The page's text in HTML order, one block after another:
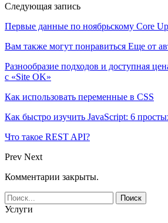
Следующая запись
Первые данные по ноябрьскому Core
Вам также могут понравиться Еще от
Разнообразие подходов и доступная
с «Site OK»
Как использовать переменные в CSS
Как быстро изучить JavaScript: 6
Что такое REST API?
Prev Next
Комментарии закрыты.
Услуги